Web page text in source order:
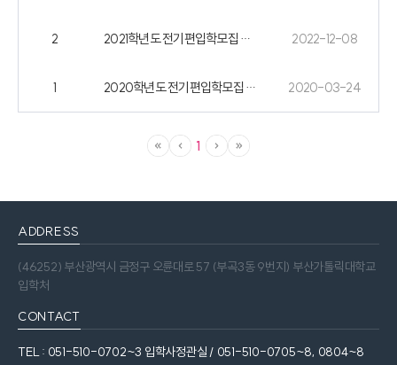
2 2021학년도 전기편입학모집 기출문제 2022-12-08
1 2020학년도 전기편입학모집 기출문제 2020-03-24
1
ADDRESS
(46252) 부산광역시 금정구 오륜대로 57 (부곡3동 9번지) 부산가톨릭대학교
입학처
CONTACT
TEL : 051-510-0702~3 입학사정관실 / 051-510-0705~8, 0804~8